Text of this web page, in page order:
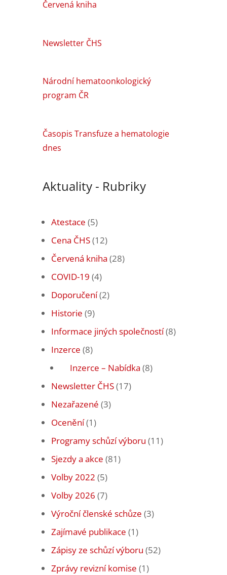
Červená kniha
Newsletter ČHS
Národní hematoonkologický
program ČR
Časopis Transfuze a hematologie
dnes
Aktuality - Rubriky
Atestace (5)
Cena ČHS(12)
Červená kniha (28)
COVID-19 (4)
Doporučení(2)
Historie (9)
Informace jiných společností(8)
Inzerce (8)
Inzerce – Nabídka (8)
Newsletter ČHS(17)
Nezařazené (3)
Ocenění(1)
Programy schůzí výboru (11)
Sjezdy a akce (81)
Volby 2022 (5)
Volby 2026 (7)
Výroční členské schůze (3)
Zajímavé publikace (1)
Zápisy ze schůzí výboru (52)
Zprávy revizní komise (1)